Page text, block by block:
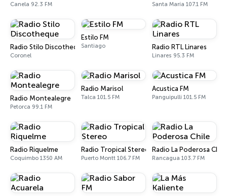
Canela 92.3 FM Santa María 107.1 FM
Radio Stilo Discotheque
Coronel
Estilo FM
Santiago Radio RTL Linares
Linares 95.3 FM
Radio Montealegre
Petorca 99.1 FM
Radio Marisol
Talca 101.5 FM
Acustica FM
Panguipulli 101.5 FM
Radio Riquelme
Coquimbo 1350 AM
Radio Tropical Stereo
Puerto Montt 106.7 FM
Radio La Poderosa Chile
Rancagua 103.7 FM